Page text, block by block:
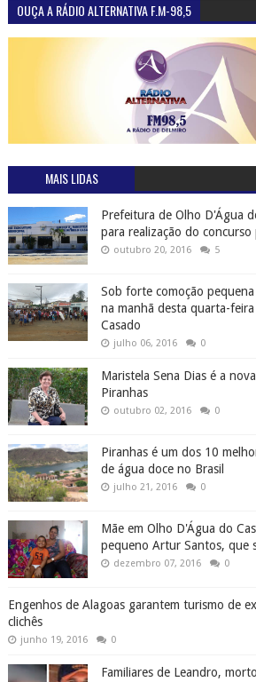
OUÇA A RÁDIO ALTERNATIVA F.M-98,5
MAIS LIDAS
Prefeitura de Olho D'Água
para realização do
outubro 20, 2016 5
Sob forte comoção
na manhã desta quarta-
Casado
julho 06, 2016 0
Maristela Sena Dias é a
Piranhas
outubro 02, 2016 0
Piranhas é um dos 10
de água doce no Brasil
julho 21, 2016 0
Mãe em Olho D'Água do
pequeno Artur Santos, que
dezembro 07, 2016 0
Engenhos de Alagoas garantem turismo de
clichês
junho 19, 2016 0
Familiares de Leandro,